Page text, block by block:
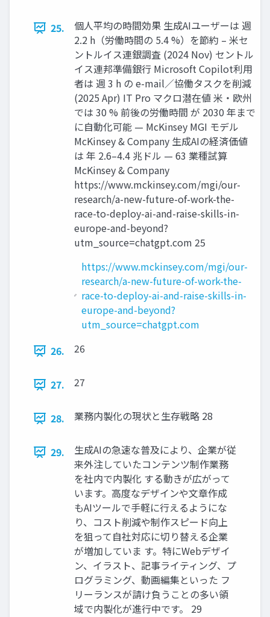
25.
個人平均の時間効果 生成AIユーザーは 週
2.2 h（労働時間の 5.4 %）を節約 – 米セ
ントルイス連銀調査 (2024 Nov) セントル
イス連邦準備銀行 Microsoft Copilot利用
者は 週 3 h の e-mail／協働タスクを削減
(2025 Apr) IT Pro マクロ潜在値 米・欧州
では 30 % 前後の労働時間 が 2030 年まで
に自動化可能 — McKinsey MGI モデル
McKinsey & Company 生成AIの経済価値
は 年 2.6–4.4 兆ドル — 63 業種試算
McKinsey & Company
https://www.mckinsey.com/mgi/our-
research/a-new-future-of-work-the-
race-to-deploy-ai-and-raise-skills-in-
europe-and-beyond?
utm_source=chatgpt.com 25
https://www.mckinsey.com/mgi/our-
research/a-new-future-of-work-the-
race-to-deploy-ai-and-raise-skills-in-
europe-and-beyond?
utm_source=chatgpt.com
26.
26
27. 27
28. 業務内製化の現状と生存戦略 28
29.
生成AIの急速な普及により、企業が従
来外注していたコンテンツ制作業務
を社内で内製化 する動きが広がって
います。高度なデザインや文章作成
もAIツールで手軽に行えるようにな
り、コスト削減や制作スピード向上
を狙って自社対応に切り替える企業
が増加していま す。特にWebデザイ
ン、イラスト、記事ライティング、プ
ログラミング、動画編集といった フ
リーランスが請け負うことの多い領
域で内製化が進行中です。 29